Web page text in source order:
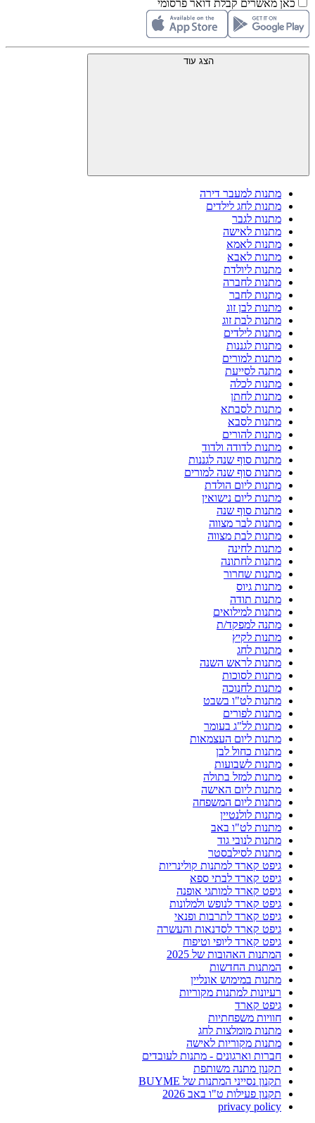
כאן מאשרים קבלת דואר פרסומי
הצג עוד
מתנות למעבר דירה
מתנות לחג לילדים
מתנות לגבר
מתנות לאישה
מתנות לאמא
מתנות לאבא
מתנות ליולדת
מתנות לחברה
מתנות לחבר
מתנות לבן זוג
מתנות לבת זוג
מתנות לילדים
מתנות לגננות
מתנות למורים
מתנה לסייעת
מתנות לכלה
מתנות לחתן
מתנות לסבתא
מתנות לסבא
מתנות להורים
מתנות לדודה ולדוד
מתנות סוף שנה לגננות
מתנות סוף שנה למורים
מתנות ליום הולדת
מתנות ליום נישואין
מתנות סוף שנה
מתנות לבר מצווה
מתנות לבת מצווה
מתנות לחינה
מתנות לחתונה
מתנות שחרור
מתנות גיוס
מתנות תודה
מתנות למילואים
מתנה למפקד/ת
מתנות לקיץ
מתנות לחג
מתנות לראש השנה
מתנות לסוכות
מתנות לחנוכה
מתנות לט"ו בשבט
מתנות לפורים
מתנות לל"ג בעומר
מתנות ליום העצמאות
מתנות כחול לבן
מתנות לשבועות
מתנות למזל בתולה
מתנות ליום האישה
מתנות ליום המשפחה
מתנות לולנטיין
מתנות לט"ו באב
מתנות לנובי גוד
מתנות לסילבסטר
גיפט קארד למתנות קולינריות
גיפט קארד לבתי ספא
גיפט קארד למותגי אופנה
גיפט קארד לנופש ולמלונות
גיפט קארד לתרבות ופנאי
גיפט קארד לסדנאות והעשרה
גיפט קארד ליופי וטיפוח
המתנות האהובות של 2025
המתנות החדשות
מתנות במימוש אונליין
רעיונות למתנות מקוריות
גיפט קארד
חוויות משפחתיות
מתנות מומלצות לחג
מתנות מקוריות לאישה
חברות וארגונים - מתנות לעובדים
תקנון מתנה משותפת
תקנון נסייני המתנות של BUYME
תקנון פעילות ט"ו באב 2026
privacy policy